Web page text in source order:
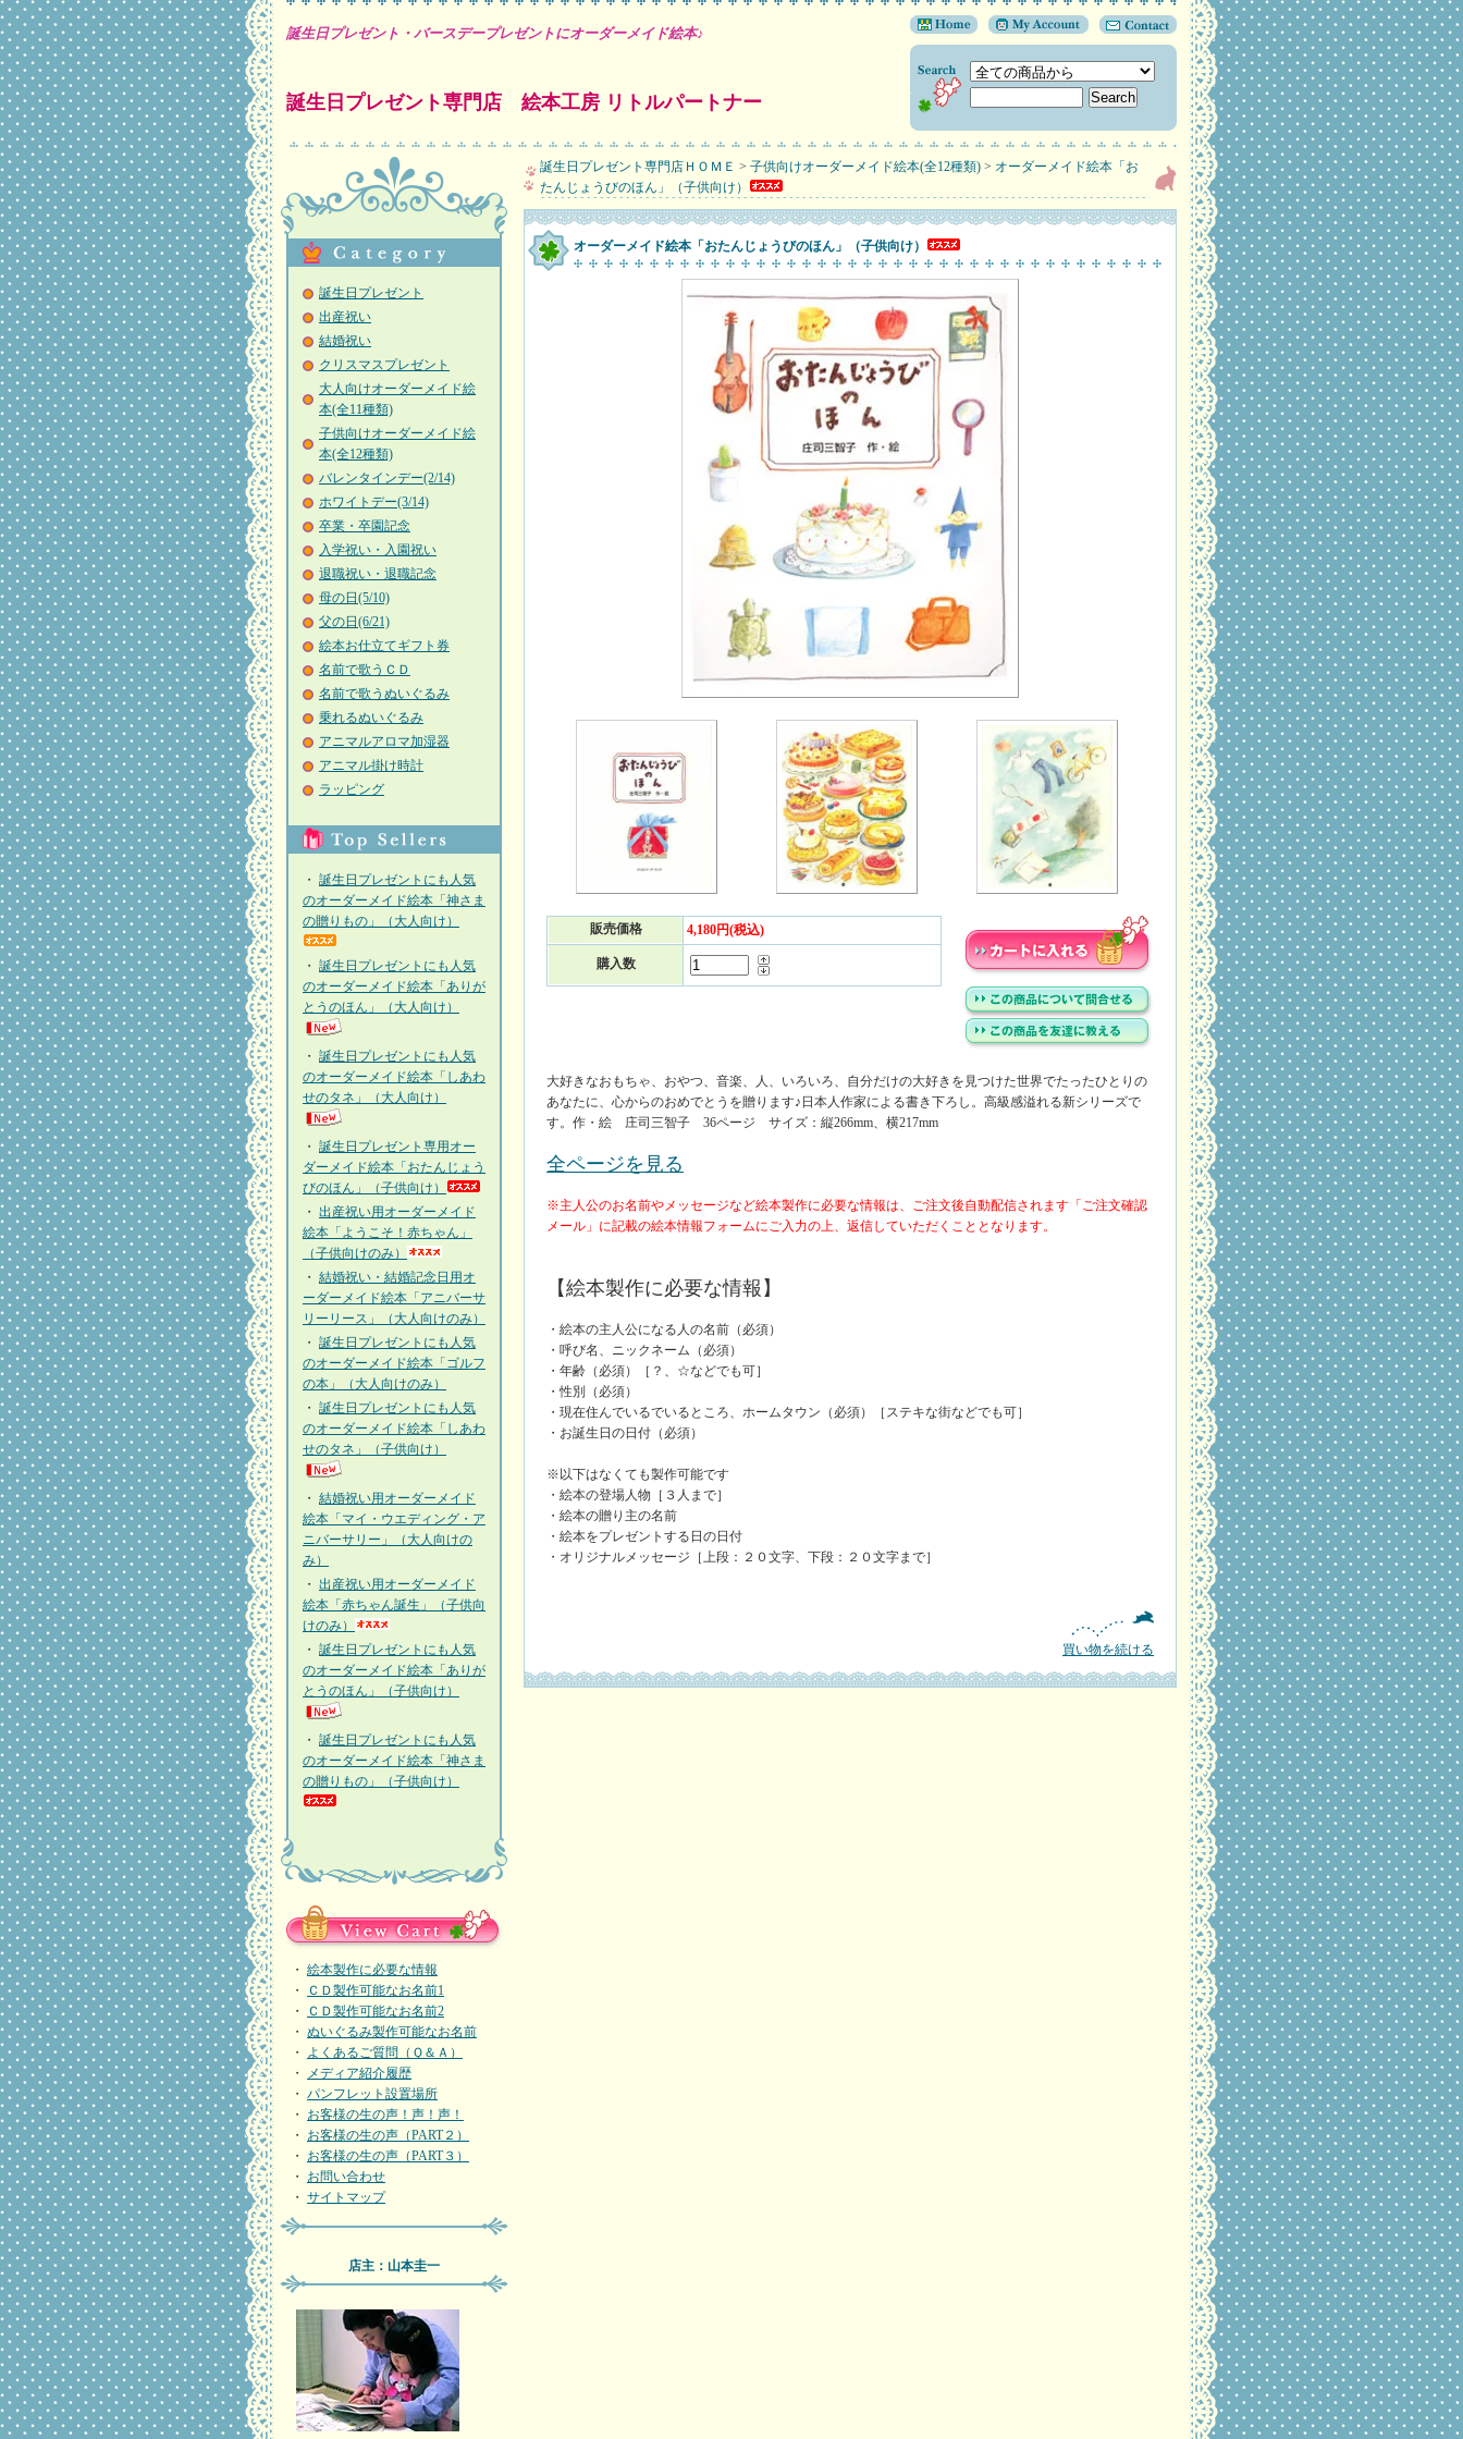
誕生日プレゼント・バースデープレゼントにオーダーメイド絵本♪
誕生日プレゼント専門店 絵本工房 リトルパートナー
誕生日プレゼント
出産祝い
結婚祝い
クリスマスプレゼント
大人向けオーダーメイド絵
本(全11種類)
子供向けオーダーメイド絵
本(全12種類)
バレンタインデー(2/14)
ホワイトデー(3/14)
卒業・卒園記念
入学祝い・入園祝い
退職祝い・退職記念
母の日(5/10)
父の日(6/21)
絵本お仕立てギフト券
名前で歌うＣＤ
名前で歌うぬいぐるみ
乗れるぬいぐるみ
アニマルアロマ加湿器
アニマル掛け時計
ラッピング
・ 誕生日プレゼントにも人気
のオーダーメイド絵本「神さま
の贈りもの」（大人向け）
・ 誕生日プレゼントにも人気
のオーダーメイド絵本「ありが
とうのほん」（大人向け）
・ 誕生日プレゼントにも人気
のオーダーメイド絵本「しあわ
せのタネ」（大人向け）
・ 誕生日プレゼント専用オー
ダーメイド絵本「おたんじょう
びのほん」（子供向け）
・ 出産祝い用オーダーメイド
絵本「ようこそ！赤ちゃん」
（子供向けのみ）
・ 結婚祝い・結婚記念日用オ
ーダーメイド絵本「アニバーサ
リーリース」（大人向けのみ）
・ 誕生日プレゼントにも人気
のオーダーメイド絵本「ゴルフ
の本」（大人向けのみ）
・ 誕生日プレゼントにも人気
のオーダーメイド絵本「しあわ
せのタネ」（子供向け）
・ 結婚祝い用オーダーメイド
絵本「マイ・ウエディング・ア
ニバーサリー」（大人向けの
み）
・ 出産祝い用オーダーメイド
絵本「赤ちゃん誕生」（子供向
けのみ）
・ 誕生日プレゼントにも人気
のオーダーメイド絵本「ありが
とうのほん」（子供向け）
・ 誕生日プレゼントにも人気
のオーダーメイド絵本「神さま
の贈りもの」（子供向け）
・ 絵本製作に必要な情報
・
ＣＤ製作可能なお名前1
・
ＣＤ製作可能なお名前2
・ ぬいぐるみ製作可能なお名前
・ よくあるご質問（Ｑ＆Ａ）
・
メディア紹介履歴
・ パンフレット設置場所
・ お客様の生の声！声！声！
・ お客様の生の声（PART２）
・ お客様の生の声（PART３）
・ お問い合わせ
・ サイトマップ
店主：山本圭一
誕生日プレゼント専門店ＨＯＭＥ > 子供向けオーダーメイド絵本(全12種類) > オーダーメイド絵本「お
たんじょうびのほん」（子供向け）
オーダーメイド絵本「おたんじょうびのほん」（子供向け）
販売価格 4,180円(税込)
購入数
大好きなおもちゃ、おやつ、音楽、人、いろいろ、自分だけの大好きを見つけた世界でたったひとりの
あなたに、心からのおめでとうを贈ります♪日本人作家による書き下ろし。高級感溢れる新シリーズで
す。作・絵 庄司三智子 36ページ サイズ：縦266mm、横217mm
全ページを見る
※主人公のお名前やメッセージなど絵本製作に必要な情報は、ご注文後自動配信されます「ご注文確認
メール」に記載の絵本情報フォームにご入力の上、返信していただくこととなります。
【絵本製作に必要な情報】
・絵本の主人公になる人の名前（必須）
・呼び名、ニックネーム（必須）
・年齢（必須）［？、☆などでも可］
・性別（必須）
・現在住んでいるでいるところ、ホームタウン（必須）［ステキな街などでも可］
・お誕生日の日付（必須）
※以下はなくても製作可能です
・絵本の登場人物［３人まで］
・絵本の贈り主の名前
・絵本をプレゼントする日の日付
・オリジナルメッセージ［上段：２０文字、下段：２０文字まで］
買い物を続ける